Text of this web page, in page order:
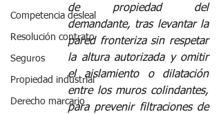
Competencia desleal
Resolución contrato
Seguros
Propiedad industrial
Derecho marcario
de propiedad del
demandante, tras levantar la
pared fronteriza sin respetar
la altura autorizada y omitir
el aislamiento o dilatación
entre los muros colindantes,
para prevenir filtraciones de